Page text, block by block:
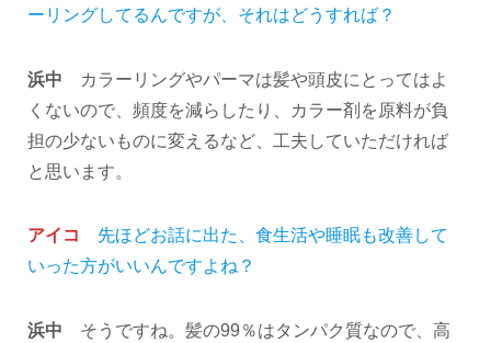
ーリングしてるんですが、それはどうすれば？
浜中 カラーリングやパーマは髪や頭皮にとってはよ
くないので、頻度を減らしたり、カラー剤を原料が負
担の少ないものに変えるなど、工夫していただければ
と思います。
アイコ
先ほどお話に出た、食生活や睡眠も改善して
いった方がいいんですよね？
浜中 そうですね。髪の99％はタンパク質なので、高